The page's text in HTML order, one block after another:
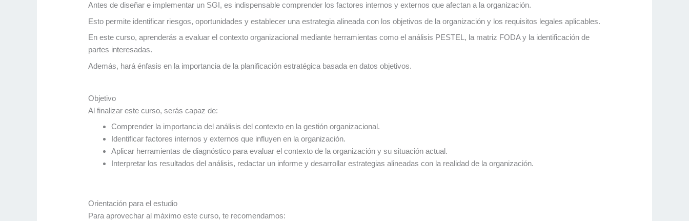
Antes de diseñar e implementar un SGI, es indispensable comprender los factores internos y externos que afectan a la organización.
Esto permite identificar riesgos, oportunidades y establecer una estrategia alineada con los objetivos de la organización y los requisitos legales aplicables.
En este curso, aprenderás a evaluar el contexto organizacional mediante herramientas como el análisis PESTEL, la matriz FODA y la identificación de
partes interesadas.
Además, hará énfasis en la importancia de la planificación estratégica basada en datos objetivos.
Objetivo
Al finalizar este curso, serás capaz de:
Comprender la importancia del análisis del contexto en la gestión organizacional.
Identificar factores internos y externos que influyen en la organización.
Aplicar herramientas de diagnóstico para evaluar el contexto de la organización y su situación actual.
Interpretar los resultados del análisis, redactar un informe y desarrollar estrategias alineadas con la realidad de la organización.
Orientación para el estudio
Para aprovechar al máximo este curso, te recomendamos: